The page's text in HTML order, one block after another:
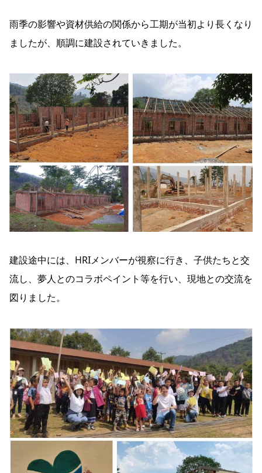
雨季の影響や資材供給の関係から工期が当初より長くなり
ましたが、順調に建設されていきました。
建設途中には、HRIメンバーが視察に行き、子供たちと交
流し、夢人とのコラボペイント等を行い、現地との交流を
図りました。